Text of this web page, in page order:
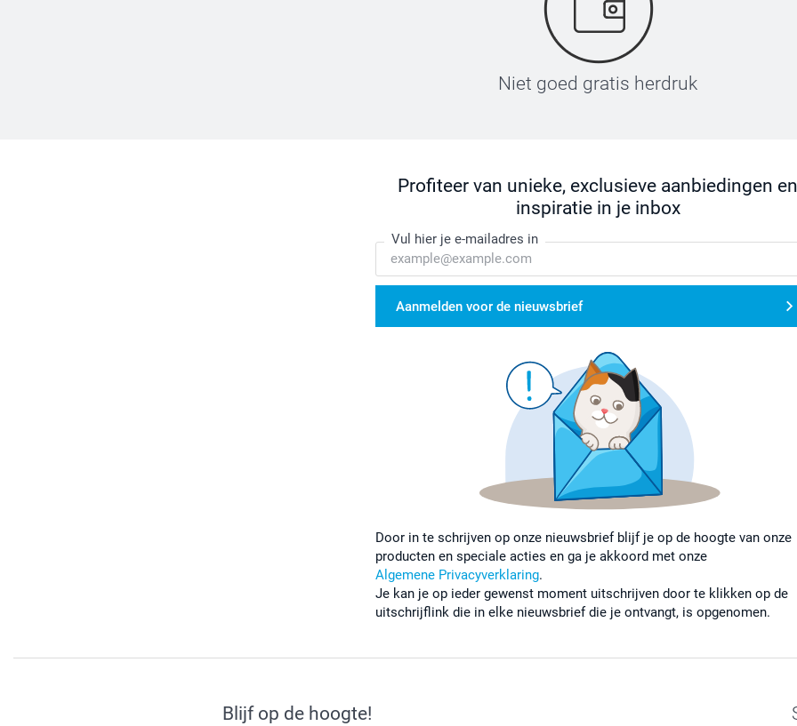
Niet goed gratis herdruk
Profiteer van unieke, exclusieve aanbiedingen en
inspiratie in je inbox
Vul hier je e-mailadres in
Aanmelden voor de nieuwsbrief
Door in te schrijven op onze nieuwsbrief blijf je op de hoogte van onze
producten en speciale acties en ga je akkoord met onze
Algemene Privacyverklaring.
Je kan je op ieder gewenst moment uitschrijven door te klikken op de
uitschrijflink die in elke nieuwsbrief die je ontvangt, is opgenomen.
Blijf op de hoogte!